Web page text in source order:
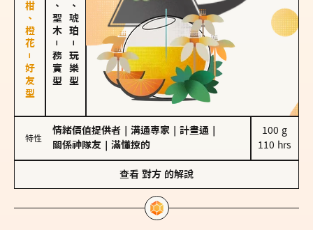
佛手柑、橙花－好友型 －
務實型
－
玩樂型
特性
情緒價值提供者 溝通專家 計畫通
關係神隊友
滿懂撩的
100 g
110 hrs
查看 對方 的解說